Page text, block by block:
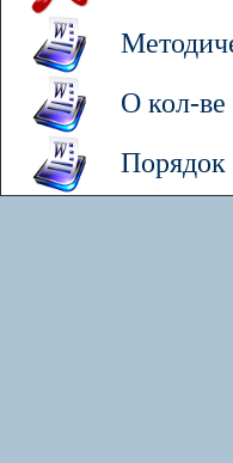
О кол-
Порядок